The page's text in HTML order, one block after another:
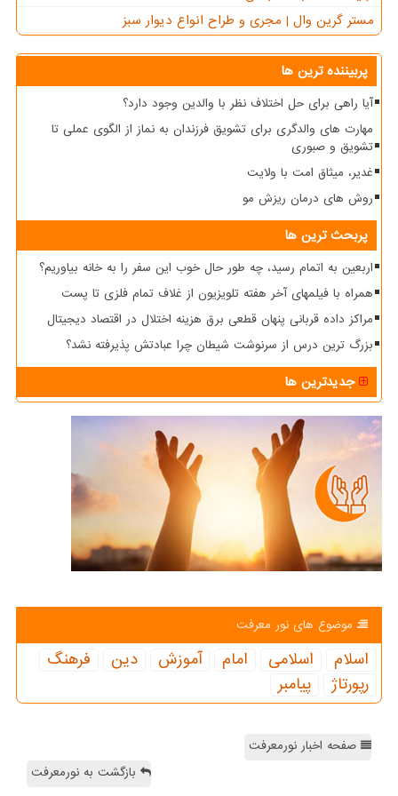
مستر گرین وال | مجری و طراح انواع دیوار سبز
پربیننده ترین ها
آیا راهی برای حل اختلاف نظر با والدین وجود دارد؟
مهارت های والدگری برای تشویق فرزندان به نماز از الگوی عملی تا
تشویق و صبوری
غدیر، میثاق امت با ولایت
روش های درمان ریزش مو
پربحث ترین ها
اربعین به اتمام رسید، چه طور حال خوب این سفر را به خانه بیاوریم؟
همراه با فیلمهای آخر هفته تلویزیون از غلاف تمام فلزی تا پست
مراکز داده قربانی پنهان قطعی برق هزینه اختلال در اقتصاد دیجیتال
بزرگ ترین درس از سرنوشت شیطان چرا عبادتش پذیرفته نشد؟
جدیدترین ها
موضوع های نور معرفت
اسلام اسلامی امام آموزش دین
فرهنگ
رپورتاژ
پیامبر
صفحه اخبار نورمعرفت
بازگشت به نورمعرفت